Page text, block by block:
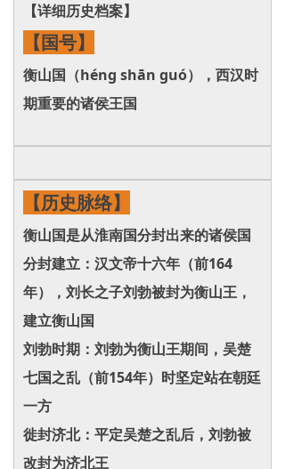
【详细历史档案】
【国号】
衡山国（héng shān guó），西汉时
期重要的诸侯王国
【历史脉络】
衡山国是从淮南国分封出来的诸侯国
分封建立：汉文帝十六年（前164
年），刘长之子刘勃被封为衡山王，
建立衡山国
刘勃时期：刘勃为衡山王期间，吴楚
七国之乱（前154年）时坚定站在朝廷
一方
徙封济北：平定吴楚之乱后，刘勃被
改封为济北王